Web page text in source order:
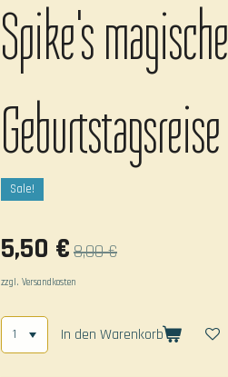
Spike's magische
Geburtstagsreise
Sale!
5,50 €8,00 €
zzgl. Versandkosten
In den Warenkorb